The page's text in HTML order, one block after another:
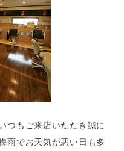
つもご来店いただき誠に
雨でお天気が悪い日も多